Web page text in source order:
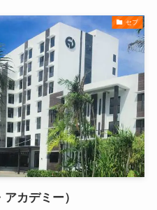
セブ
カデミー）